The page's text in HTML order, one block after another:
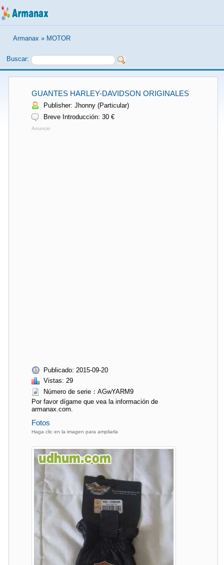
Armanax » MOTOR
Buscar:
GUANTES HARLEY-DAVIDSON ORIGINALES
Publisher: Jhonny (Particular)
Breve Introducción: 30 €
Anuncio
Publicado: 2015-09-20
Vistas: 29
Número de serie：AGwYARM9
Por favor dígame que vea la información de
armanax.com.
Fotos
Haga clic en la imagen para ampliarla